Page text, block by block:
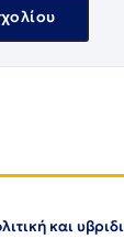
και